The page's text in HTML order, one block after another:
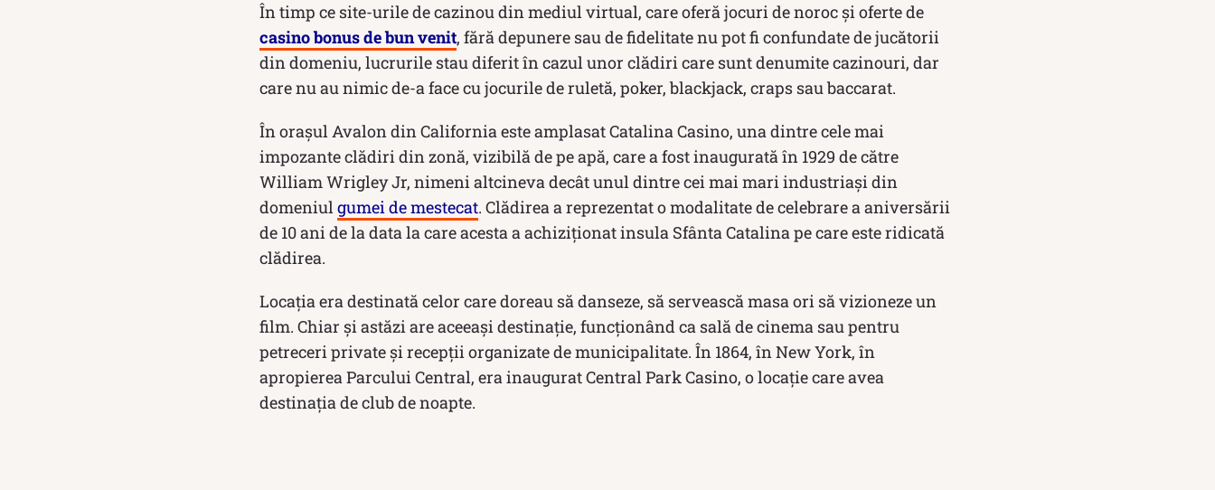
În timp ce site-urile de cazinou din mediul virtual, care oferă jocuri de noroc și oferte de
casino bonus de bun venit, fără depunere sau de fidelitate nu pot fi confundate de jucătorii
din domeniu, lucrurile stau diferit în cazul unor clădiri care sunt denumite cazinouri, dar
care nu au nimic de-a face cu jocurile de ruletă, poker, blackjack, craps sau baccarat.
În orașul Avalon din California este amplasat Catalina Casino, una dintre cele mai
impozante clădiri din zonă, vizibilă de pe apă, care a fost inaugurată în 1929 de către
William Wrigley Jr, nimeni altcineva decât unul dintre cei mai mari industriași din
domeniulgumei de mestecat. Clădirea a reprezentat o modalitate de celebrare a aniversării
de 10 ani de la data la care acesta a achiziționat insula Sfânta Catalina pe care este ridicată
clădirea.
Locația era destinată celor care doreau să danseze, să servească masa ori să vizioneze un
film. Chiar și astăzi are aceeași destinație, funcționând ca sală de cinema sau pentru
petreceri private și recepții organizate de municipalitate. În 1864, în New York, în
apropierea Parcului Central, era inaugurat Central Park Casino, o locație care avea
destinația de club de noapte.